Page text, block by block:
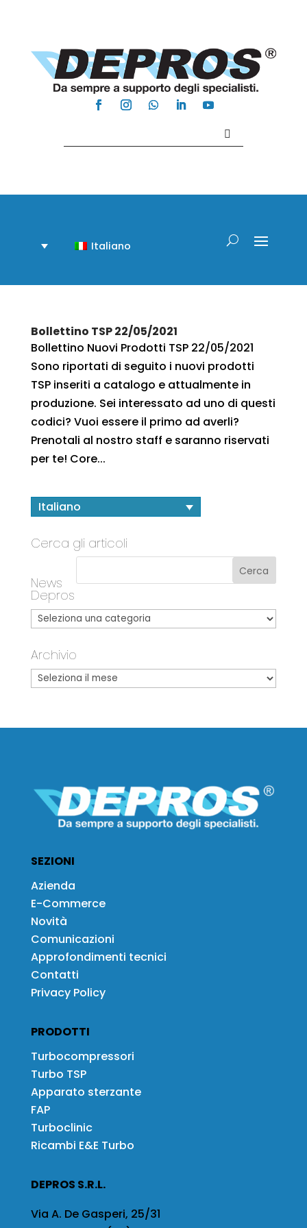
Italiano
Bollettino TSP 22/05/2021
Bollettino Nuovi Prodotti TSP 22/05/2021
Sono riportati di seguito i nuovi prodotti
TSP inseriti a catalogo e attualmente in
produzione. Sei interessato ad uno di questi
codici? Vuoi essere il primo ad averli?
Prenotali al nostro staff e saranno riservati
per te! Core...
Italiano
Cerca gli articoli
News
Depros
Archivio
SEZIONI
Azienda
E-Commerce
Novità
Comunicazioni
Approfondimenti tecnici
Contatti
Privacy Policy
PRODOTTI
Turbocompressori
Turbo TSP
Apparato sterzante
FAP
Turboclinic
Ricambi E&E Turbo
DEPROS S.R.L.
Via A. De Gasperi, 25/31